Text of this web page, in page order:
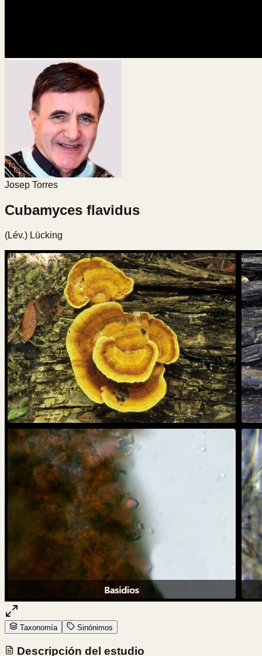
Josep Torres
Cubamyces flavidus
(Lév.) Lücking
Taxonomía Sinónimos
Descripción del estudio